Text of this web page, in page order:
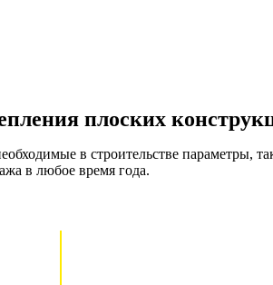
плоских
в строительстве параметры,
в любое время года.